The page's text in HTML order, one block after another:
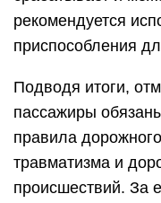
рекомендуется
приспособления
Подводя итоги,
пассажиры
правила
травматизма и
происшествий. За